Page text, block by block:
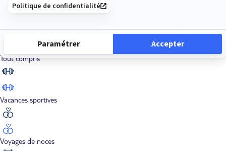
Tout compris
Vacances sportives
Voyages de noces